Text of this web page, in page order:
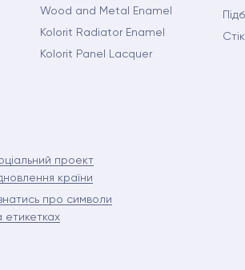
Wood and Metal Enamel
Kolorit Radiator Enamel
Kolorit Panel Lacquer
проект
країни
про символи
етикетках